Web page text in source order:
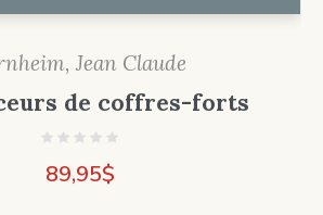
Jean Claude
de coffres-forts
89,95$